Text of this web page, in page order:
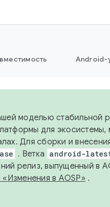
Android-
моделью стабильной
для
Для сборки и
. Ветка android-
релиз, выпущенный в
в AOSP» .